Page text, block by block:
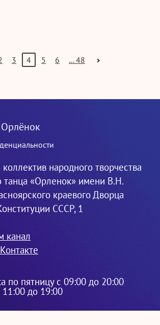
3 4 5 6 ... 48
народного творчества
танца «Орленок» имени В.Н.
краевого Дворца
СССР, 1
канал
по пятницу с 09:00 до 20:00
до 19:00